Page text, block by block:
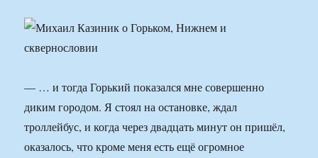
— … и тогда Горький показался мне совершенно
диким городом. Я стоял на остановке, ждал
троллейбус, и когда через двадцать минут он пришёл,
оказалось, что кроме меня есть ещё огромное